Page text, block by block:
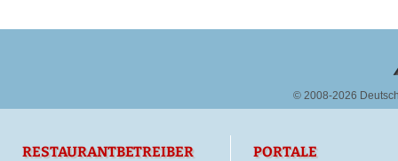
© 2008-2026
RESTAURANTBETREIBER PORTALE